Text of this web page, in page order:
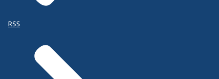
RSS